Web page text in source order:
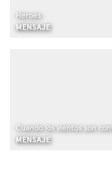
Heroes
MENSAJE
Cuando los vientos son
MENSAJE